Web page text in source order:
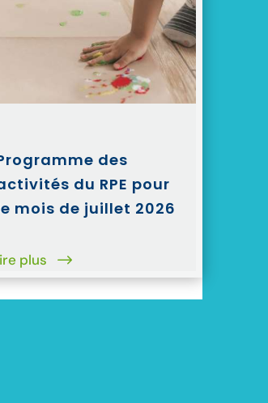
des
du RPE pour
mois de juillet 2026
plus